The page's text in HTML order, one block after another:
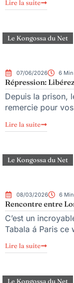
Lire la suite
Le Kongossa du Net
07/06/2026 6 Min
Répression:
Depuis la prison,
remercie pour
Lire la suite
Le Kongossa du Net
08/03/2026 6
Rencontre entre
C’est un
Tabala á Paris ce
Lire la suite
Le Kongossa du Net